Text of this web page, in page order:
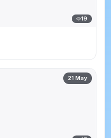
19
21 May